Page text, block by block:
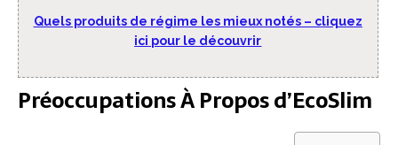
Quels produits de régime les mieux notés – cliquez
ici pour le découvrir
Préoccupations À Propos d’EcoSlim